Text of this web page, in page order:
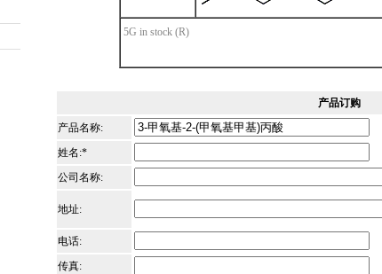
5G in stock (R)
产品订购*
产品名称:
姓名:*
公司名称:
地址:
电话:
传真: